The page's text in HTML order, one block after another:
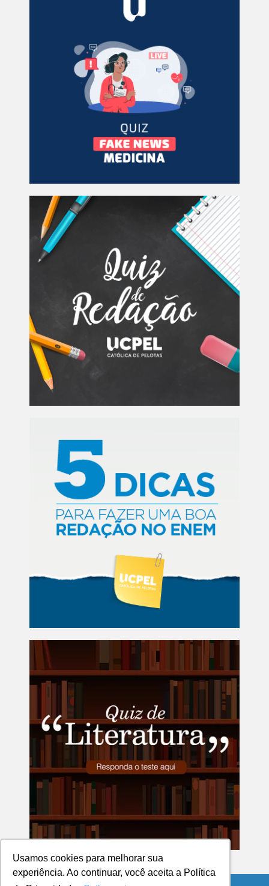
Usamos cookies para melhorar sua
experiência. Ao continuar, você aceita a Política